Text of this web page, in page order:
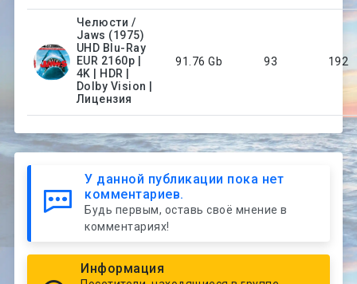
Челюсти /
Jaws (1975)
UHD Blu-Ray
EUR 2160p |
4K | HDR |
Dolby Vision |
Лицензия
91.76 Gb 93 192
У данной публикации пока нет
комментариев.
Будь первым, оставь своё мнение в
комментариях!
Информация